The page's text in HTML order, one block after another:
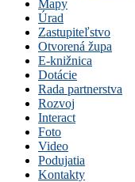
Mapy
Úrad
Zastupiteľstvo
Otvorená župa
E-knižnica
Dotácie
Rada partnerstva
Rozvoj
Interact
Foto
Video
Podujatia
Kontakty